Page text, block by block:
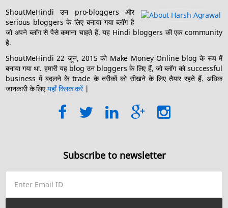
ShoutMeHindi उन pro-bloggers और
serious bloggers के लिए बनाया गया ब्लॉग है
जो अपने ब्लॉग से पैसे कमाना चाहते हैं. यह Hindi bloggers की एक community
है.
ShoutMeHindi 22 जून, 2015 को Make Money Online blog के रूप में
बनाया गया था. हमारी यह blog उन bloggers के लिए हैं, जो ब्लॉग को successful
business में बदलने के trade के तरीकों को सीखने के लिए तैयार रहते हैं. अधिक
जानकारी के लिएयहाँ क्लिक करें |
Subscribe to newsletter